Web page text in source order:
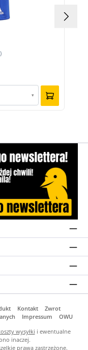
▾
Kontakt
Zwrot
Impressum
OWU
wysyłki i ewentualne
inaczej.
prawa zastrzeżone.